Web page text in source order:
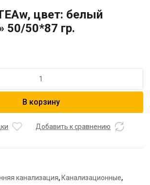
цвет: белый
50/50*87 гр.
В корзину
Добавить к сравнению
канализация, Канализационные,